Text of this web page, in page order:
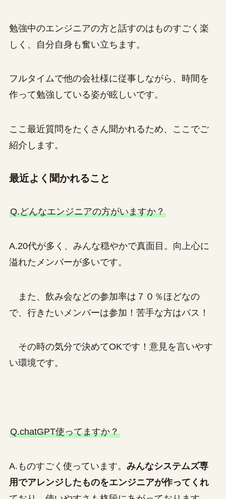
勉強中のエンジニアの方と話すのはものすごく楽
しく、自分自身も奮い立ちます。
フルタイムで他の会社様に従事しながら、時間を
作って勉強している姿が眩しいです。
ここ最近質問をたくさん聞かれるため、ここでご
紹介します。
最近よく聞かれること
Q.どんなエンジニアの方がいますか？
A.20代が多く、みんな穏やかで真面目。向上心に
溢れたメンバーが多いです。
また、飲み会などの参加率は７０％ほどなの
で、行きたいメンバーは参加！苦手な方はパス！
その時の気分で決めてOKです！意見を言いやす
い環境です。
Q.chatGPT使ってますか？
A.ものすごく使っています。 みんなシステムズ専
用でアレンジしたものをエンジニアが作ってくれ